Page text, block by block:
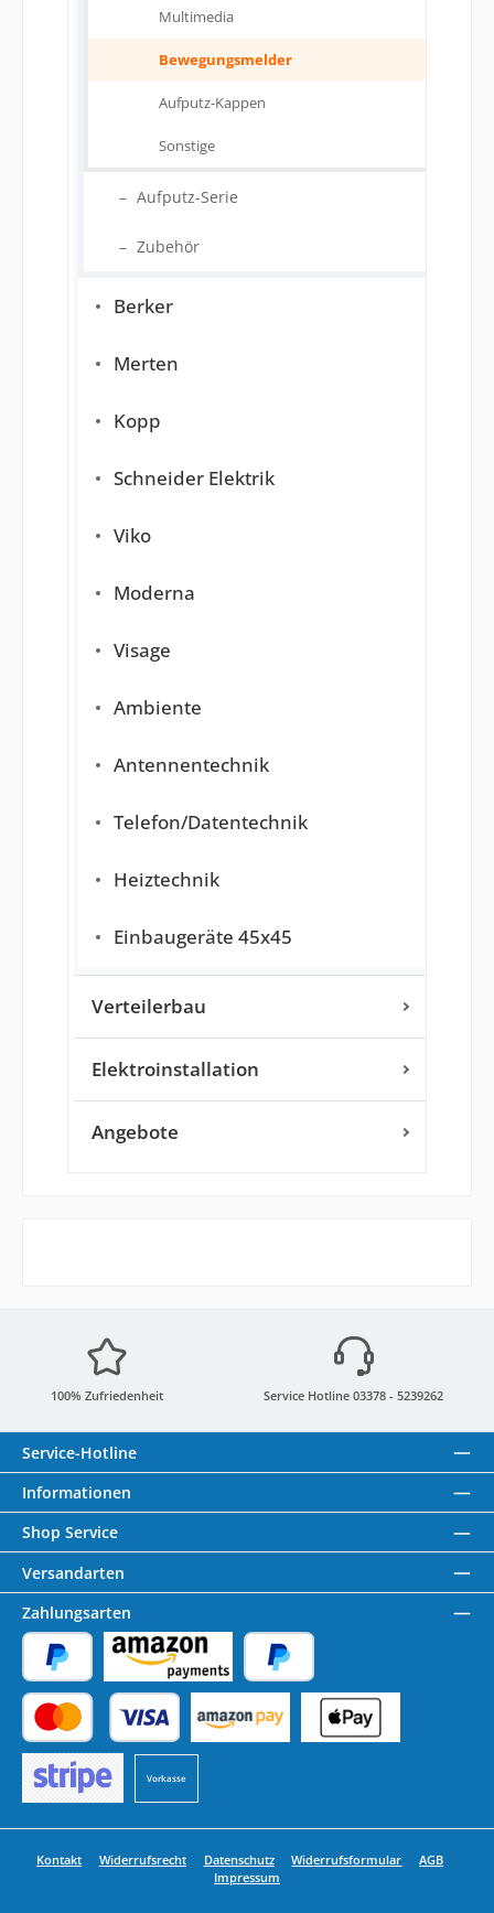
Multimedia
Bewegungsmelder
Aufputz-Kappen
Sonstige
Aufputz-Serie
Zubehör
Berker
Merten
Kopp
Schneider Elektrik
Viko
Moderna
Visage
Ambiente
Antennentechnik
Telefon/Datentechnik
Heiztechnik
Einbaugeräte 45x45
Verteilerbau
Elektroinstallation
Angebote
100% Zufriedenheit Service Hotline 03378 - 5239262
Service-Hotline
Informationen
Shop Service
Versandarten
Zahlungsarten
PayPal Amazon Pay Später Bezahlen
Kredit- oder Debitkarte
Vorkasse
Benutzerdefiniertes Bild 1
Kontakt Widerrufsrecht Datenschutz Widerrufsformular
AGB
Impressum